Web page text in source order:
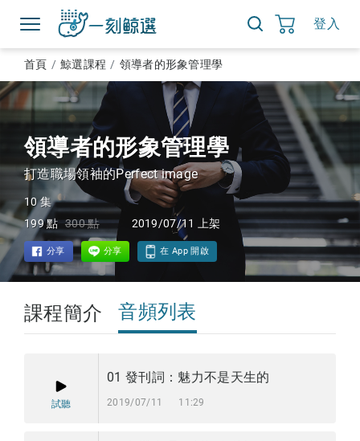
登入
首頁 鯨選課程 領導者的形象管理學
領導者的形象管理學
打造職場領袖的Perfect image
10 集
199 點 300 點 2019/07/11 上架
分享 分享 在 App 開啟
課程簡介 音頻列表
試聽
01 發刊詞：魅力不是天生的
2019/07/11 11:29